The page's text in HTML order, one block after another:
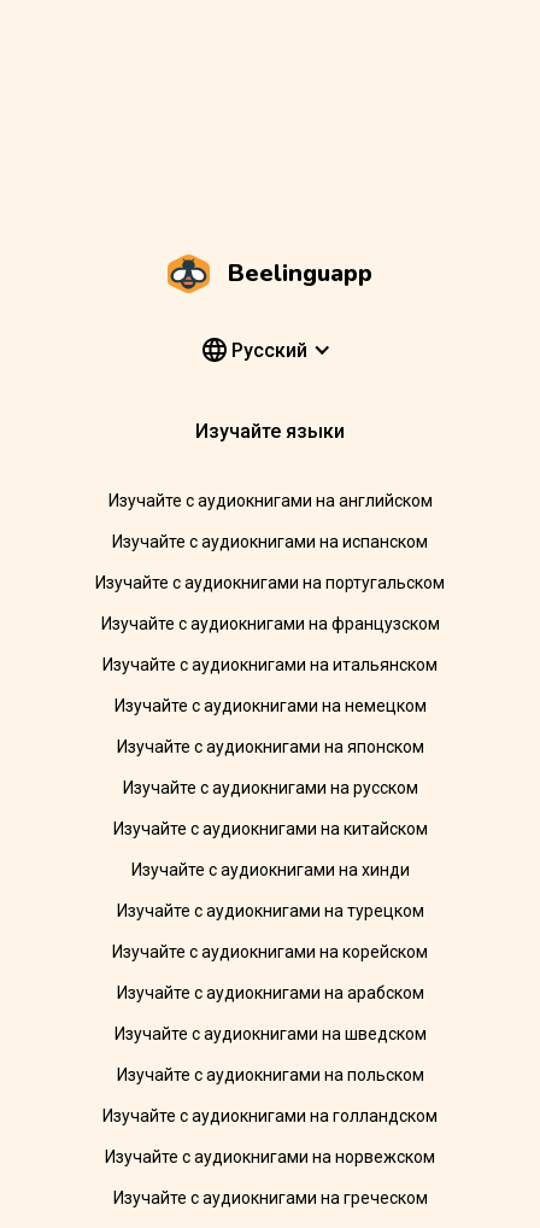
Beelinguapp
Pусский
Изучайте языки
Изучайте с аудиокнигами на английском
Изучайте с аудиокнигами на испанском
Изучайте с аудиокнигами на португальском
Изучайте с аудиокнигами на французском
Изучайте с аудиокнигами на итальянском
Изучайте с аудиокнигами на немецком
Изучайте с аудиокнигами на японском
Изучайте с аудиокнигами на русском
Изучайте с аудиокнигами на китайском
Изучайте с аудиокнигами на хинди
Изучайте с аудиокнигами на турецком
Изучайте с аудиокнигами на корейском
Изучайте с аудиокнигами на арабском
Изучайте с аудиокнигами на шведском
Изучайте с аудиокнигами на польском
Изучайте с аудиокнигами на голландском
Изучайте с аудиокнигами на норвежском
Изучайте с аудиокнигами на греческом